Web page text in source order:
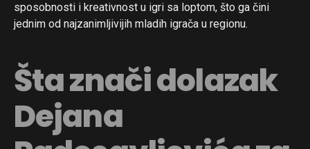
sposobnosti i kreativnost u igri sa loptom, što ga čini
jednim od najzanimljivijih mladih igrača u regionu.
Šta znači dolazak
Dejana